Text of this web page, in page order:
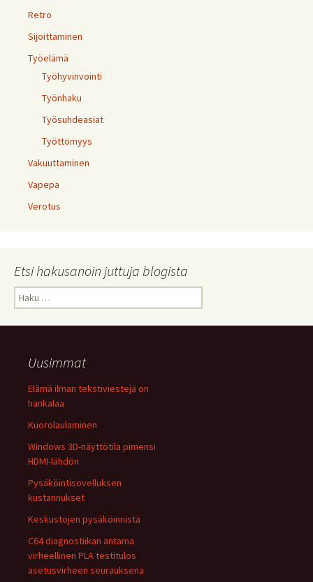
Retro
Sijoittaminen
Työelämä
Työhyvinvointi
Työnhaku
Työsuhdeasiat
Työttömyys
Vakuuttaminen
Vapepa
Verotus
Etsi hakusanoin juttuja blogista
Haku:
Uusimmat
Elämä ilman tekstiviestejä on
hankalaa
Kuorolaulaminen
Windows 3D-näyttötila pimensi
HDMI-lähdön
Pysäköintisovelluksen
kustannukset
Keskustojen pysäköinnistä
C64 diagnostiikan antama
virheellinen PLA testitulos
asetusvirheen seurauksena